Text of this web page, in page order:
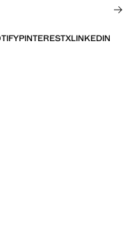
PINTERESTXLINKEDIN